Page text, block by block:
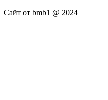
Сайт от bmb1 @ 2024